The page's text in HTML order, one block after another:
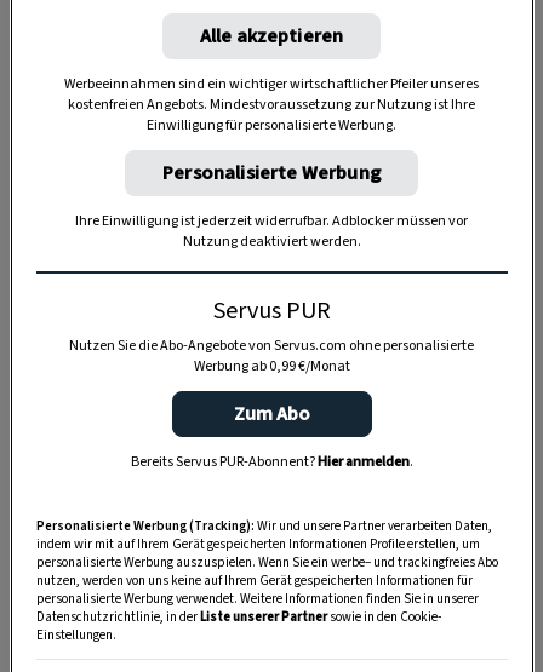
„Mühle“-Spiel selberAbrakadabra,
Simsalabim!
Zaubern lernen mit
Servus Kinder
Anzeige
Alle akzeptieren
Werbeeinnahmen sind ein wichtiger wirtschaftlicher Pfeiler unseres
kostenfreien Angebots. Mindestvoraussetzung zur Nutzung ist Ihre
Einwilligung für personalisierte Werbung.
Personalisierte Werbung
Ihre Einwilligung ist jederzeit widerrufbar. Adblocker müssen vor
Nutzung deaktiviert werden.
Servus PUR
Nutzen Sie die Abo-Angebote von Servus.com ohne personalisierte
Werbung ab 0,99 €/Monat
Zum Abo
Bereits Servus PUR-Abonnent?Hier anmelden.
Personalisierte Werbung (Tracking): Wir und unsere Partner verarbeiten Daten,
indem wir mit auf Ihrem Gerät gespeicherten Informationen Profile erstellen, um
personalisierte Werbung auszuspielen. Wenn Sie ein werbe– und trackingfreies Abo
nutzen, werden von uns keine auf Ihrem Gerät gespeicherten Informationen für
personalisierte Werbung verwendet. Weitere Informationen finden Sie in unserer
Datenschutzrichtlinie, in derListe unserer Partnersowie in den Cookie-
Einstellungen.